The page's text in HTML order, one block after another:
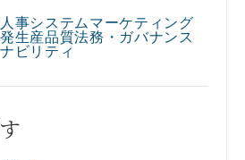
人事システム マーケティング
生産品質法務・ガバナンス
ビリティ